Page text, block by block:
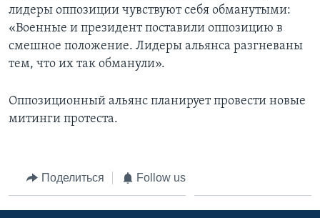
лидеры оппозиции чувствуют себя обманутыми:
«Военные и президент поставили оппозицию в
смешное положение. Лидеры альянса разгневаны
тем, что их так обманули».
Оппозиционный альянс планирует провести новые
митинги протеста.
Поделиться Follow us